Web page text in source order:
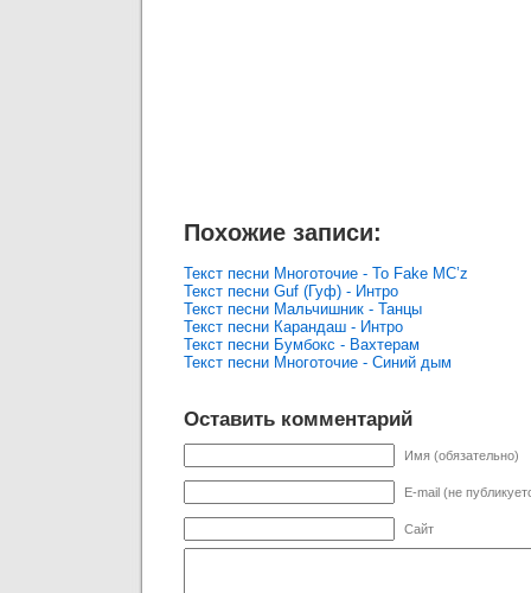
Похожие записи:
Текст песни Многоточие - To Fake MC’z
Текст песни Guf (Гуф) - Интро
Текст песни Мальчишник - Танцы
Текст песни Карандаш - Интро
Текст песни Бумбокс - Вахтерам
Текст песни Многоточие - Синий дым
Оставить комментарий
Имя (обязательно)
E-mail (не
Сайт